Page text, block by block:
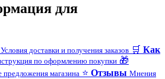
для
Условия доставки и получения заказов 🛒 Как
по оформлению покупки 🎁
магазина ⭐ Отзывы Мнения